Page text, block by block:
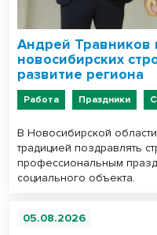
Андрей Травников
новосибирских
развитие региона
Работа Праздники
В Новосибирской
традицией поздравлять
профессиональным
социального объекта.
05.08.2026